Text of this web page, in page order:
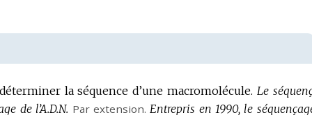
la séquence d’une macromolécule. Le
de l’A.D.N. Par extension. Entrepris en 1990, le